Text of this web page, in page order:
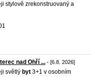
stylově zrekonstruovaný a
nad Ohří ... - [6.8. 2026]
světlý byt 3+1 v osobním